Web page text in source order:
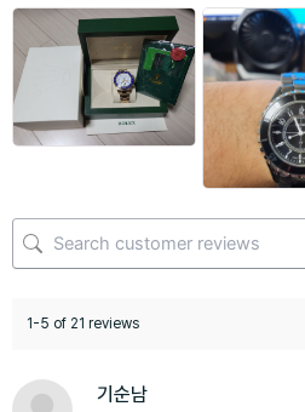
1-5 of 21 reviews
기순남